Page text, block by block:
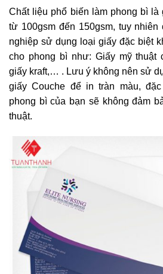
Chất liệu phổ biến làm phong bì
từ 100gsm đến 150gsm, tuy
nghiệp sử dụng loại giấy đặc biệt
cho phong bì như: Giấy mỹ thuật
giấy kraft,… . Lưu ý không nên sử
giấy Couche để in tràn màu,
phong bì của bạn sẽ không đảm
thuật.